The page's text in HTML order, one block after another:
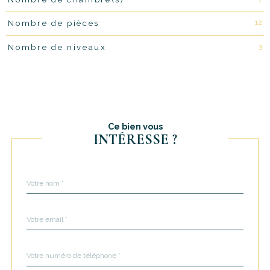
Nombre de pièces 12
Nombre de niveaux 3
Ce bien vous
INTÉRESSE ?
par
*
*
*